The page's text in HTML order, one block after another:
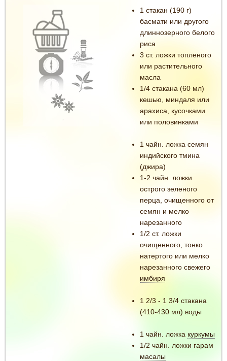
1 стакан (190 г)
басмати или другого
длиннозерного белого
риса
3 ст. ложки топленого
или растительного
масла
1/4 стакана (60 мл)
кешью, миндаля или
арахиса, кусочками
или половинками
1 чайн. ложка семян
индийского тмина
(джира)
1-2 чайн. ложки
острого зеленого
перца, очищенного от
семян и мелко
нарезанного
1/2 ст. ложки
очищенного, тонко
натертого или мелко
нарезанного свежего
имбиря
1 2/3 - 1 3/4 стакана
(410-430 мл) воды
1 чайн. ложка куркумы
1/2 чайн. ложки гарам
масалы